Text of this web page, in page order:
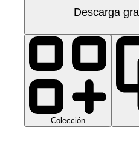
Descarga
Colección